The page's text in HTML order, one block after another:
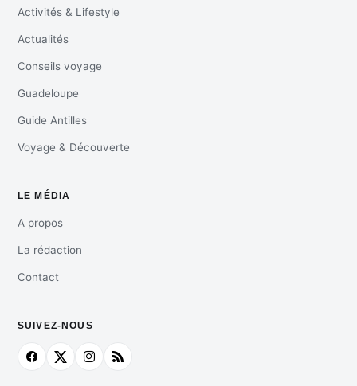
Activités & Lifestyle
Actualités
Conseils voyage
Guadeloupe
Guide Antilles
Voyage & Découverte
LE MÉDIA
A propos
La rédaction
Contact
SUIVEZ-NOUS